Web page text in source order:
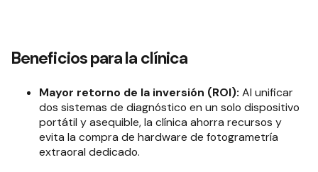
Beneficios para la clínica
Mayor retorno de la inversión (ROI): Al unificar
dos sistemas de diagnóstico en un solo dispositivo
portátil y asequible, la clínica ahorra recursos y
evita la compra de hardware de fotogrametría
extraoral dedicado.